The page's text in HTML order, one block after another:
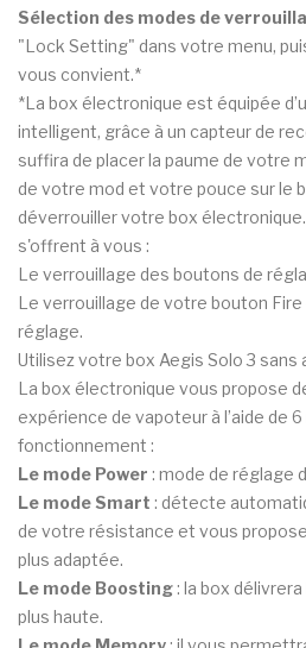
Sélection des modes de
"Lock Setting" dans votre menu,
vous convient.*
*La box électronique est équipée
intelligent, grâce à un capteur de
suffira de placer la paume de votre
de votre mod et votre pouce sur le
déverrouiller votre box
s'offrent à vous :
Le verrouillage des boutons de
Le verrouillage de votre bouton
réglage.
Utilisez votre box Aegis Solo 3 sans
La box électronique vous propose
expérience de vapoteur à l’aide de
fonctionnement :
Le mode Power : mode de réglage
Le mode Smart : détecte
de votre résistance et vous
plus adaptée.
Le mode Boosting: la box
plus haute.